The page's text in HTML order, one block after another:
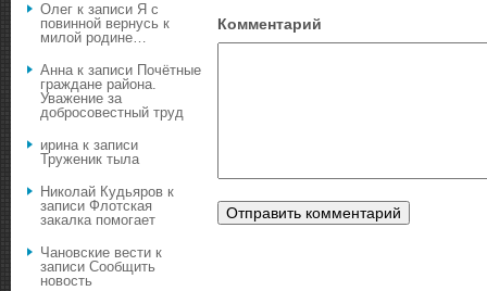
Комментарий
Олег к записи Я с
повинной вернусь к
милой родине…
Аннак записи Почётные
граждане района.
Уважение за
добросовестный труд
иринак записи
Труженик тыла
Николай Кудьяров к
записи Флотская
закалка помогает
Чановские вести к
записи Сообщить
новость